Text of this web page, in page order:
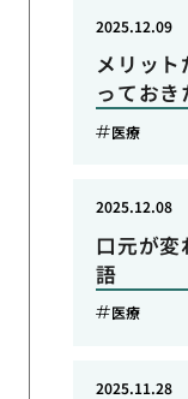
メリッ
っておき
2025.12.09
医療
口元が
語
2025.12.08
医療
2025.11.28